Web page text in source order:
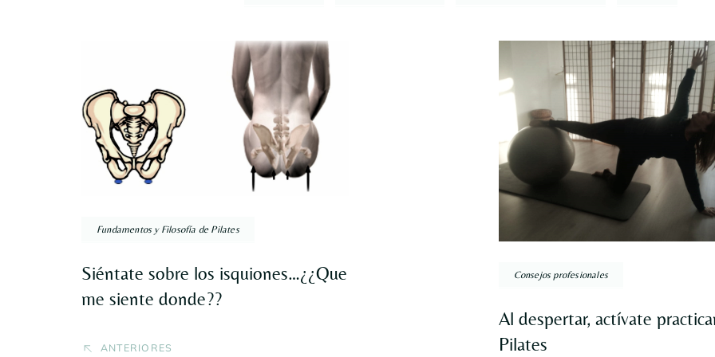
por
entradas
Fundamentos y Filosofía de Pilates
Siéntate sobre los isquiones…¿¿Que
me siente donde??
ANTERIORES
Consejos profesionales
Al despertar, actívate
Pilates